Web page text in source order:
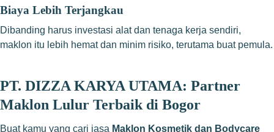
Biaya Lebih Terjangkau
Dibanding harus investasi alat dan tenaga kerja sendiri,
maklon itu lebih hemat dan minim risiko, terutama buat pemula.
PT. DIZZA KARYA UTAMA: Partner
Maklon Lulur Terbaik di Bogor
Buat kamu yang cari jasa Maklon Kosmetik dan Bodycare